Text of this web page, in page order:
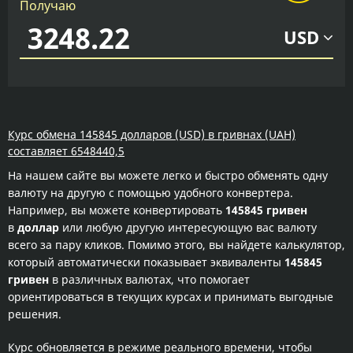
Получаю
USD
Курс обмена 145845 долларов (USD) в гривнах (UAH)
составляет 6548440,5
На нашем сайте вы можете легко и быстро обменять одну
валюту на другую с помощью удобного конвертера.
Например, вы можете конвертировать 145845 гривен
в доллар или любую другую интересующую вас валюту
всего за пару кликов. Помимо этого, вы найдете калькулятор,
который автоматически показывает эквиваленты 145845
гривен в различных валютах, что помогает
ориентироваться в текущих курсах и принимать выгодные
решения.
Курс обновляется в режиме реального времени, чтобы